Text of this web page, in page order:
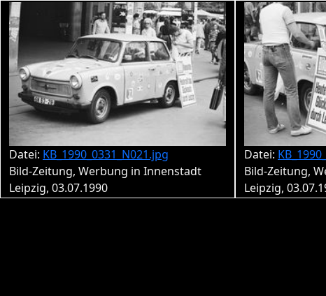
Datei: KB_1990_0331_N021.jpg
Bild-Zeitung, Werbung in Innenstadt
Leipzig, 03.07.1990
Datei:
Bild-Zeitung,
Leipzig,